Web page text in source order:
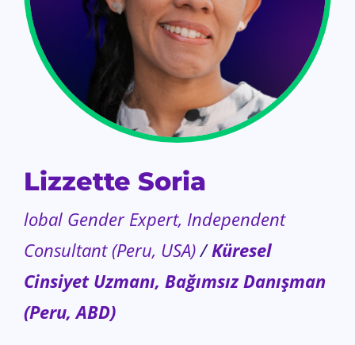
Lizzette Soria
lobal Gender Expert, Independent
Consultant (Peru, USA) /Küresel
Cinsiyet Uzmanı, Bağımsız Danışman
(Peru, ABD)